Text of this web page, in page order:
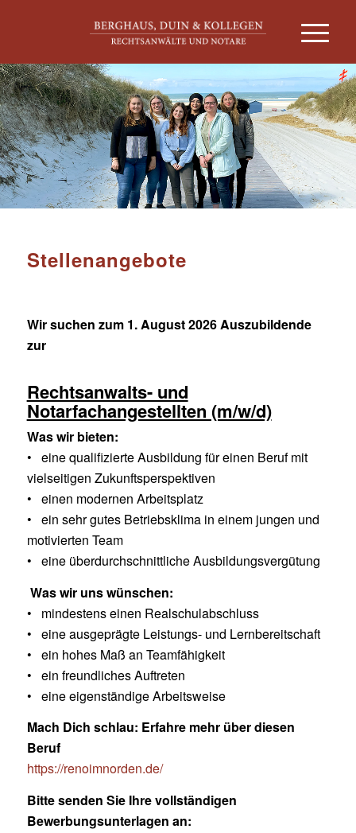
Stellenangebote
Wir suchen zum 1. August 2026 Auszubildende
zur
Rechtsanwalts- und
Notarfachangestellten (m/w/d)
Was wir bieten:
• eine qualifizierte Ausbildung für einen Beruf mit
vielseitigen Zukunftsperspektiven
• einen modernen Arbeitsplatz
• ein sehr gutes Betriebsklima in einem jungen und
motivierten Team
• eine überdurchschnittliche Ausbildungsvergütung
Was wir uns wünschen:
• mindestens einen Realschulabschluss
• eine ausgeprägte Leistungs- und Lernbereitschaft
• ein hohes Maß an Teamfähigkeit
• ein freundliches Auftreten
• eine eigenständige Arbeitsweise
Mach Dich schlau: Erfahre mehr über diesen
Beruf
https://renoimnorden.de/
Bitte senden Sie Ihre vollständigen
Bewerbungsunterlagen an: